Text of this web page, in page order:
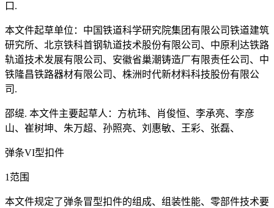
口.
本文件起草单位：中国铁道科学研究院集团有限公司铁道建筑
研究所、北京铁科首钢轨道技术股份有限公司、中原利达铁路
轨道技术发展有限公司、安徽省巢潮铸造厂有限责任公司、中
铁隆昌铁路器材有限公司、株洲时代新材料科技股份有限公
司.
邵缇. 本文件主要起草人：方杭玮、肖俊恒、李承亮、李彦
山、崔树坤、朱万超、孙照亮、刘惠敏、王彩、张磊、
弹条VI型扣件
1范围
本文件规定了弹条冒型扣件的组成、组装性能、零部件技术要